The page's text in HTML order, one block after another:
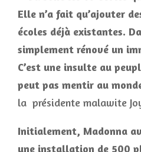
Elle n’a fait qu’ajouter
écoles déjà existantes.
simplement rénové un
C’est une insulte au
peut pas mentir au
la présidente malawite
Initialement, Madonna
une installation de 500